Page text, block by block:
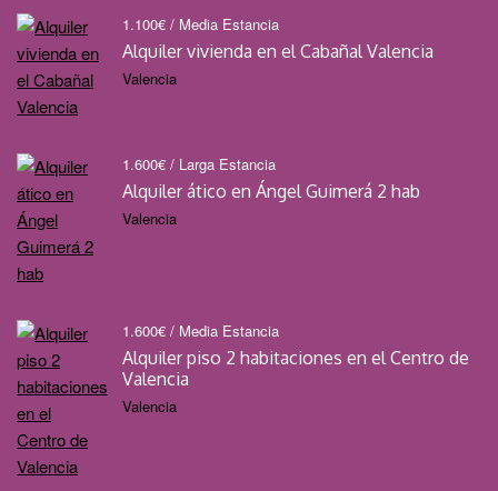
1.100€ / Media Estancia
Alquiler vivienda en el Cabañal Valencia
Valencia
1.600€ / Larga Estancia
Alquiler ático en Ángel Guimerá 2 hab
Valencia
1.600€ / Media Estancia
Alquiler piso 2 habitaciones en el Centro de
Valencia
Valencia